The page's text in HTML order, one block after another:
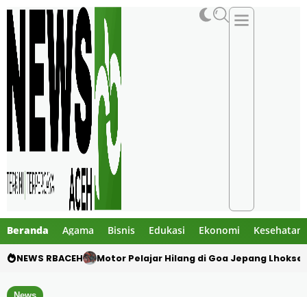
Beranda Agama Bisnis Edukasi Ekonomi Kesehatan
NEWS RBACEH Motor Pelajar Hilang di Goa Jepang